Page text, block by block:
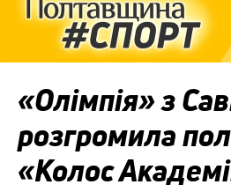
«Олімпія» з
розгромила
«Колос